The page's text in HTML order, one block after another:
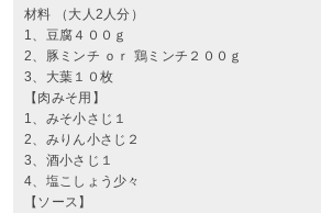
材料 （大人2人分）
1、豆腐４００ｇ
2、豚ミンチ ｏｒ 鶏ミンチ２００ｇ
3、大葉１０枚
【肉みそ用】
1、みそ小さじ１
2、みりん小さじ２
3、酒小さじ１
4、塩こしょう少々
【ソース】